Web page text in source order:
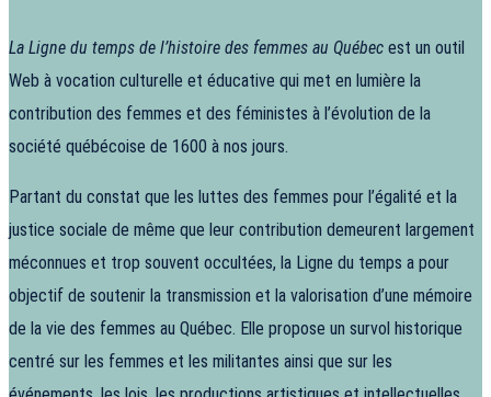
La Ligne du temps de l’histoire des femmes au Québec est un outil
Web à vocation culturelle et éducative qui met en lumière la
contribution des femmes et des féministes à l’évolution de la
société québécoise de 1600 à nos jours.
Partant du constat que les luttes des femmes pour l’égalité et la
justice sociale de même que leur contribution demeurent largement
méconnues et trop souvent occultées, la Ligne du temps a pour
objectif de soutenir la transmission et la valorisation d’une mémoire
de la vie des femmes au Québec. Elle propose un survol historique
centré sur les femmes et les militantes ainsi que sur les